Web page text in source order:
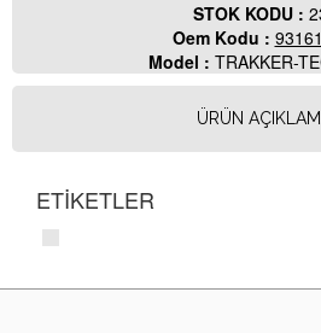
STOK KODU :
Oem Kodu :
Model : TRAKKER-
ÜRÜN
ETİKETLER